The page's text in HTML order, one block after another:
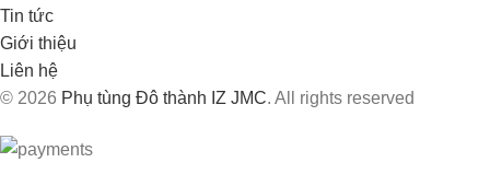
Tin tức
Giới thiệu
Liên hệ
© 2026 Phụ tùng Đô thành IZ JMC. All rights reserved